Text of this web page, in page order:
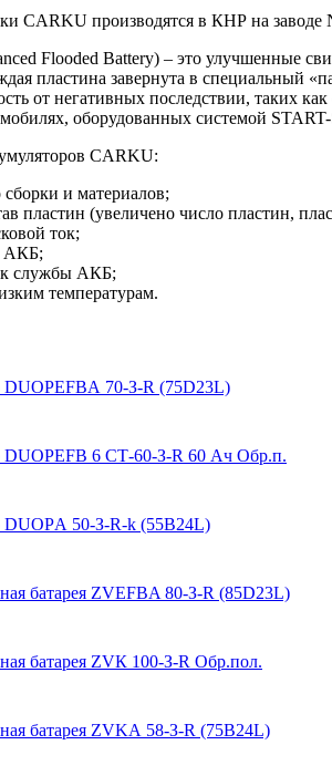
CARKU производятся в КНР на
Flooded Battery) – это улучшенные
пластина завернута в специальный
от негативных последствии, таких
оборудованных системой START-
CARKU:
сборки и материалов;
пластин (увеличено число пластин,
ток;
АКБ;
службы АКБ;
температурам.
DUOPEFBА 70-З-R (75D23L)
DUOPEFB 6 СТ-60-З-R 60 Ач Обр.п.
DUOPА 50-З-R-k (55B24L)
батарея ZVEFBA 80-З-R (85D23L)
батарея ZVК 100-З-R Обр.пол.
батарея ZVKА 58-З-R (75B24L)